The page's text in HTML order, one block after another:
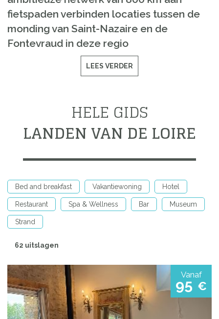
fietspaden verbinden locaties tussen de
monding van Saint-Nazaire en de
Fontevraud in deze regio
LEES VERDER
HELE GIDS
LANDEN VAN DE LOIRE
Bed and breakfast Vakantiewoning Hotel
Restaurant Spa & Wellness Bar Museum
Strand
62 uitslagen
Vanaf
95 €